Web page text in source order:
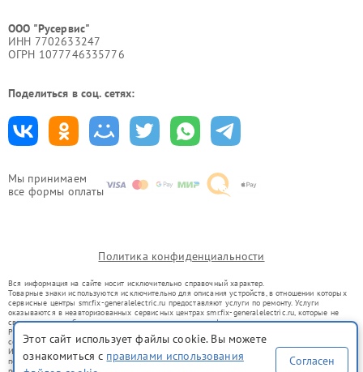
Мы принимаем
все формы оплаты
ООО "Русервис"
ИНН 7702633247
ОГРН 1077746335776
Поделиться в соц. сетях:
Политика конфиденциальности
Вся информация на сайте носит исключительно справочный характер.
Товарные знаки используются исключительно для описания устройств, в отношении которых
сервисные центры smr.fix-generalelectric.ru предоставляют услуги по ремонту. Услуги
оказываются в неавторизованных сервисных центрах smr.fix-generalelectric.ru, которые не
связаны с правообладателями товарных знаков или их официальными представителями.
Ремонт осуществляется для устройств, уже введенных в гражданский оборот в соответствии
со статьей 1487 ГК РФ.
Использование товарных знаков не преследует цели индивидуализации услуг или введения
потребителей в заблуждение, а служит для информирования о предоставляемых услугах по
Этот сайт использует файлы cookie. Вы можете
ознакомиться с правилами использования
Согласен